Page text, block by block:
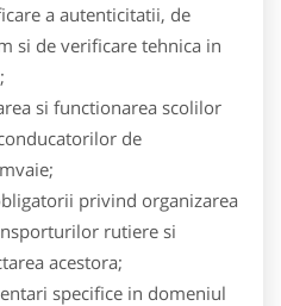
a autenticitatii, de
si de verificare tehnica in
si functionarea scolilor
de
privind organizarea
rutiere si
acestora;
specifice in domeniul